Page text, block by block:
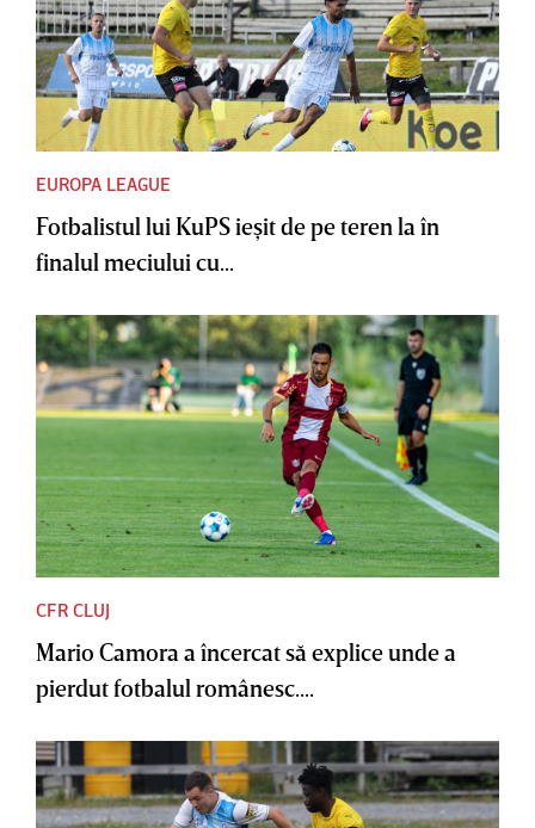
EUROPA LEAGUE
Fotbalistul lui KuPS ieşit de pe teren la în
finalul meciului cu...
CFR CLUJ
Mario Camora a încercat să explice unde a
pierdut fotbalul românesc....